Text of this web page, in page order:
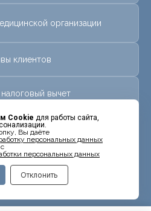
Cookie для работы сайта,
Вы даёте
персональных данных
персональных данных
Отклонить
организации
клиентов
налоговый вычет
2017 г.
2020 г.
томографии «МРТ Лидер»